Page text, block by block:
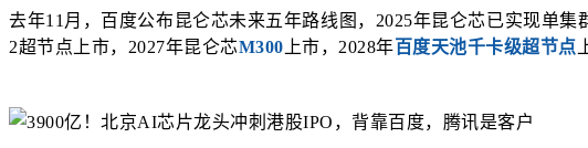
去年11月，百度公布 昆仑芯未来五年路线图 ，2025年昆仑芯已实现单集
2超节点上市，2027年昆仑芯M300 上市，2028年百度天池千卡级超节点